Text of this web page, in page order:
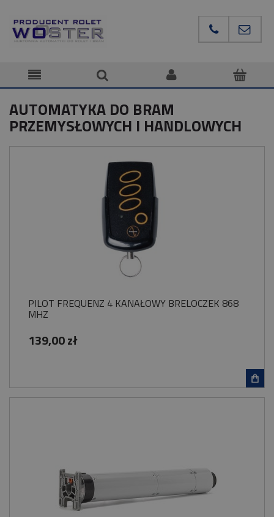
AUTOMATYKA DO BRAM
PRZEMYSŁOWYCH I HANDLOWYCH
PILOT FREQUENZ 4 KANAŁOWY BRELOCZEK 868
MHZ
139,00 zł